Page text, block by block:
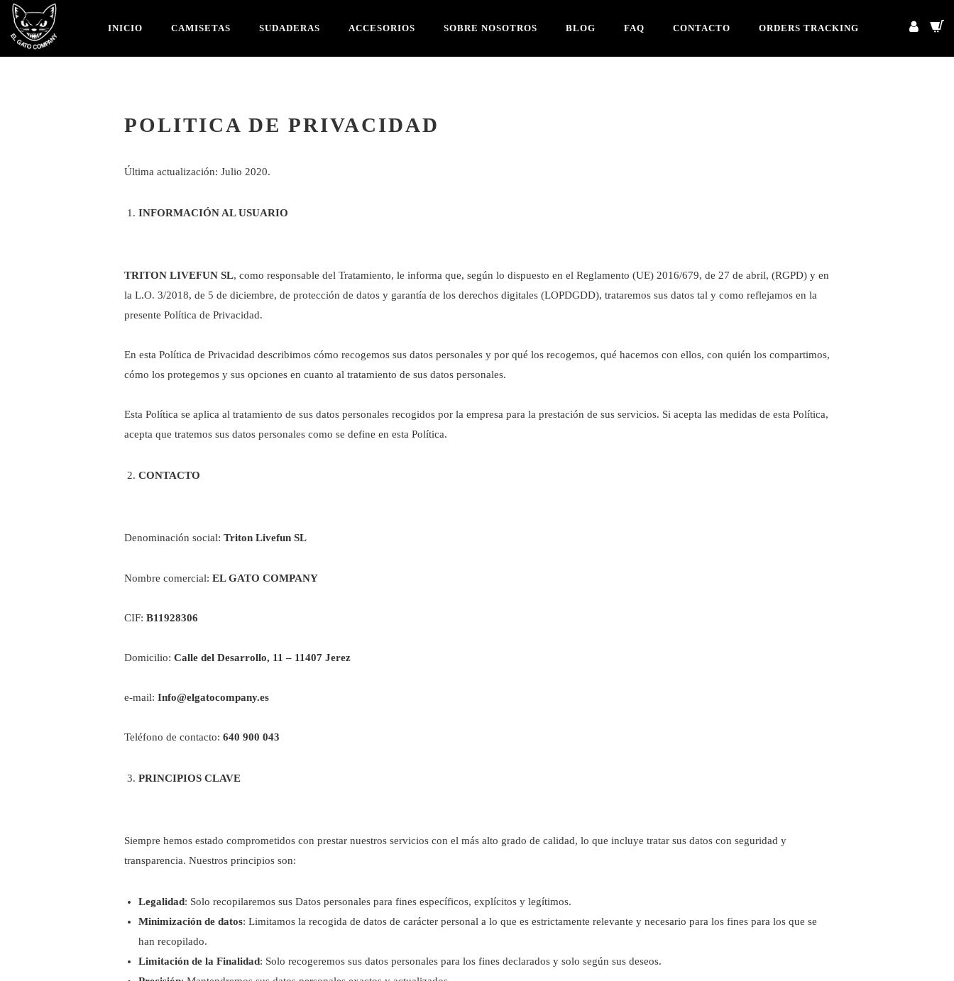
INICIO CAMISETAS SUDADERAS ACCESORIOS SOBRE NOSOTROS BLOG FAQ CONTACTO ORDERS TRACKING
POLITICA DE PRIVACIDAD
Última actualización: Julio 2020.
INFORMACIÓN AL USUARIO
TRITON LIVEFUN SL, como responsable del Tratamiento, le informa que, según lo dispuesto en el Reglamento (UE) 2016/679, de 27 de abril, (RGPD) y en
la L.O. 3/2018, de 5 de diciembre, de protección de datos y garantía de los derechos digitales (LOPDGDD), trataremos sus datos tal y como reflejamos en la
presente Política de Privacidad.
En esta Política de Privacidad describimos cómo recogemos sus datos personales y por qué los recogemos, qué hacemos con ellos, con quién los compartimos,
cómo los protegemos y sus opciones en cuanto al tratamiento de sus datos personales.
Esta Política se aplica al tratamiento de sus datos personales recogidos por la empresa para la prestación de sus servicios. Si acepta las medidas de esta Política,
acepta que tratemos sus datos personales como se define en esta Política.
CONTACTO
Denominación social: Triton Livefun SL
Nombre comercial: EL GATO COMPANY
CIF: B11928306
Domicilio: Calle del Desarrollo, 11 – 11407 Jerez
e-mail: Info@elgatocompany.es
Teléfono de contacto: 640 900 043
PRINCIPIOS CLAVE
Siempre hemos estado comprometidos con prestar nuestros servicios con el más alto grado de calidad, lo que incluye tratar sus datos con seguridad y
transparencia. Nuestros principios son:
Legalidad: Solo recopilaremos sus Datos personales para fines específicos, explícitos y legítimos.
Minimización de datos: Limitamos la recogida de datos de carácter personal a lo que es estrictamente relevante y necesario para los fines para los que se
han recopilado.
Limitación de la Finalidad: Solo recogeremos sus datos personales para los fines declarados y solo según sus deseos.